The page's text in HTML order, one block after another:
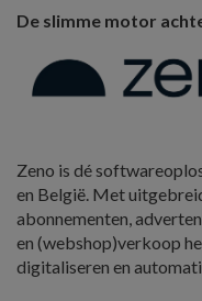
De slimme motor
Zeno is dé
en België. Met
abonnementen,
en (webshop)verkoop
digitaliseren en